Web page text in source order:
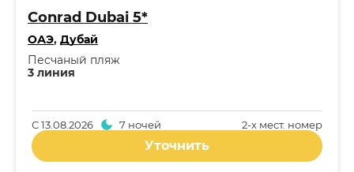
Conrad Dubai 5*
ОАЭ, Дубай
3 линия
Песчаный пляж
2-x мест. номер
С13.08.2026 7 ночей
Уточнить